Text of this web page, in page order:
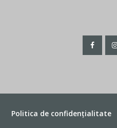
Politica de confidențialitate